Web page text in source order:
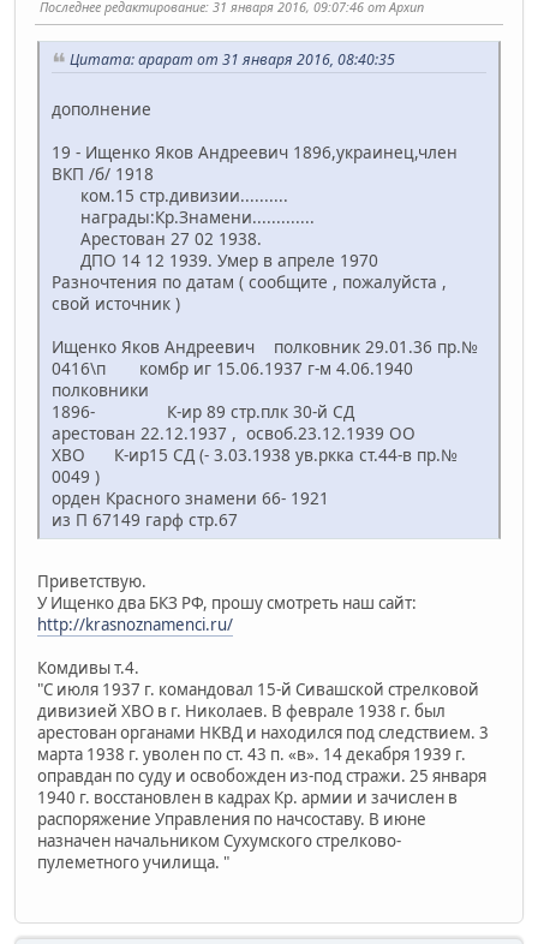
Последнее редактирование: 31 января 2016, 09:07:46 от Архип
Цитата: арарат от 31 января 2016, 08:40:35
дополнение
19 - Ищенко Яков Андреевич 1896,украинец,член
ВКП /б/ 1918
ком.15 стр.дивизии..........
награды:Кр.Знамени.............
Арестован 27 02 1938.
ДПО 14 12 1939. Умер в апреле 1970
Разночтения по датам ( сообщите , пожалуйста ,
свой источник )
Ищенко Яков Андреевич полковник 29.01.36 пр.№
0416\п комбр иг 15.06.1937 г-м 4.06.1940
полковники
1896- К-ир 89 стр.плк 30-й СД
арестован 22.12.1937 , освоб.23.12.1939 ОО
ХВО К-ир15 СД (- 3.03.1938 ув.ркка ст.44-в пр.№
0049 )
орден Красного знамени 66- 1921
из П 67149 гарф стр.67
Приветствую.
У Ищенко два БКЗ РФ, прошу смотреть наш сайт:
http://krasnoznamenci.ru/
Комдивы т.4.
"С июля 1937 г. командовал 15-й Сивашской стрелковой
дивизией ХВО в г. Николаев. В феврале 1938 г. был
арестован органами НКВД и находился под следствием. 3
марта 1938 г. уволен по ст. 43 п. «в». 14 декабря 1939 г.
оправдан по суду и освобожден из-под стражи. 25 января
1940 г. восстановлен в кадрах Кр. армии и зачислен в
распоряжение Управления по начсоставу. В июне
назначен начальником Сухумского стрелково-
пулеметного училища. "